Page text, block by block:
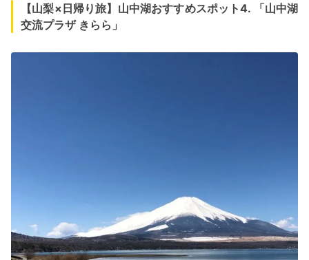
【山梨×日帰り旅】山中湖おすすめスポット4. 「山中湖
交流プラザ きらら」